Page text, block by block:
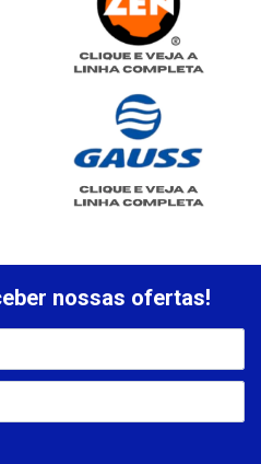
nossas ofertas!